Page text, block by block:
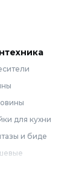
для кухни
и биде